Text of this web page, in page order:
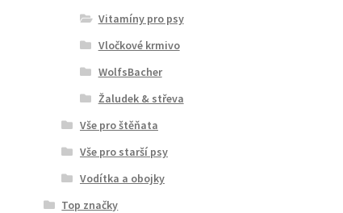
Vitamíny pro psy
Vločkové krmivo
WolfsBacher
Žaludek & střeva
Vše pro štěňata
Vše pro starší psy
Vodítka a obojky
Top značky